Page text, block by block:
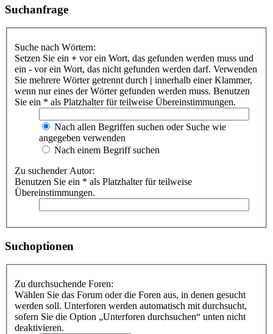
Suchanfrage
Suche nach Wörtern:
Setzen Sie ein + vor ein Wort, das gefunden werden muss und
ein - vor ein Wort, das nicht gefunden werden darf. Verwenden
Sie mehrere Wörter getrennt durch | innerhalb einer Klammer,
wenn nur eines der Wörter gefunden werden muss. Benutzen
Sie ein * als Platzhalter für teilweise Übereinstimmungen.
Nach allen Begriffen suchen oder Suche wie
angegeben verwenden
Nach einem Begriff suchen
Zu suchender Autor:
Benutzen Sie ein * als Platzhalter für teilweise
Übereinstimmungen.
Suchoptionen
Zu durchsuchende Foren:
Wählen Sie das Forum oder die Foren aus, in denen gesucht
werden soll. Unterforen werden automatisch mit durchsucht,
sofern Sie die Option „Unterforen durchsuchen“ unten nicht
deaktivieren.